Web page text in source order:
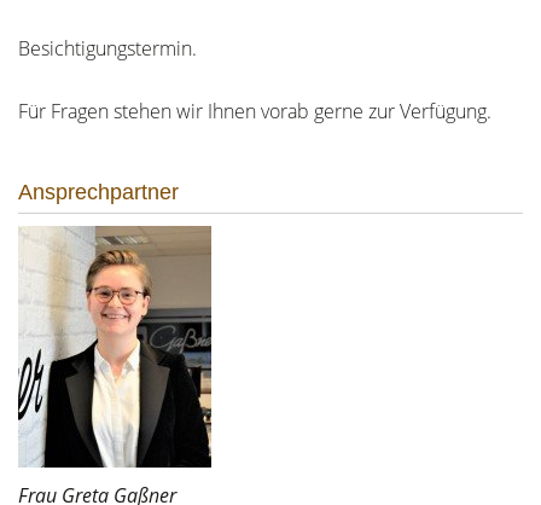
Besichtigungstermin.
Für Fragen stehen wir Ihnen vorab gerne zur Verfügung.
Ansprechpartner
Frau Greta Gaßner